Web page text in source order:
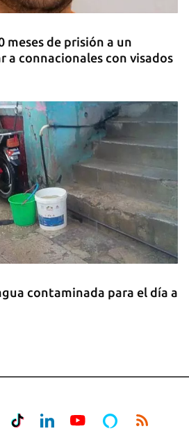
meses de prisión a un
a connacionales con visados
contaminada para el día a